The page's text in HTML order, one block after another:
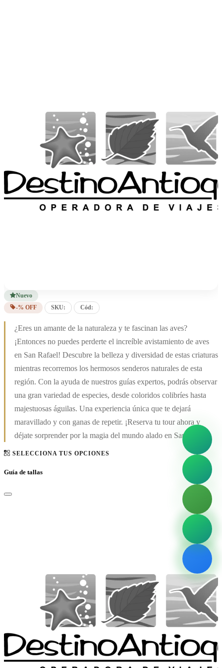
Nuevo
-% OFF
SKU: Cód:
¿Eres un amante de la naturaleza y te fascinan las aves?
¡Entonces no puedes perderte el increíble avistamiento de aves
en San Rafael! Descubre la belleza y diversidad de estas criaturas
mientras recorremos los hermosos senderos naturales de esta
región. Con la ayuda de nuestros guías expertos, podrás observar
una gran variedad de especies, desde coloridos colibríes hasta
majestuosas águilas. Una experiencia única que te dejará
maravillado y con ganas de repetir. ¡Reserva tu tour ahora y
déjate sorprender por la magia del mundo alado en San Rafael!
SELECCIONA TUS OPCIONES
Guía de tallas